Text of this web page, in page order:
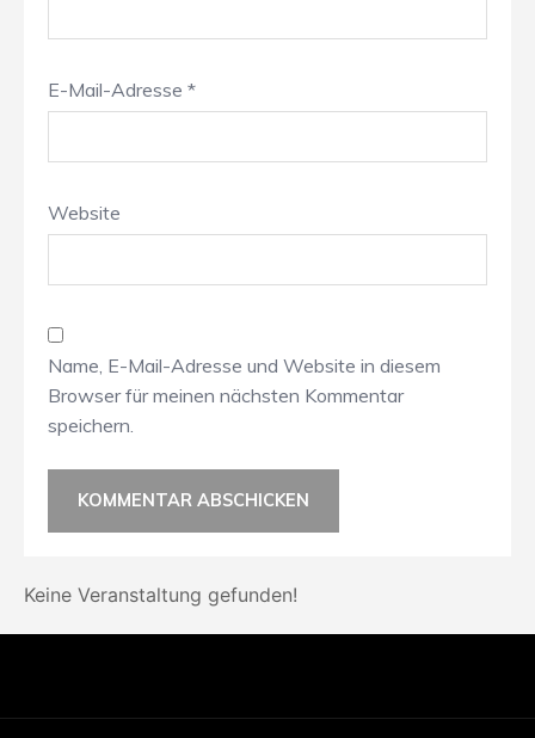
E-Mail-Adresse *
Website
Name, E-Mail-Adresse und Website in diesem
Browser für meinen nächsten Kommentar
speichern.
Keine Veranstaltung gefunden!